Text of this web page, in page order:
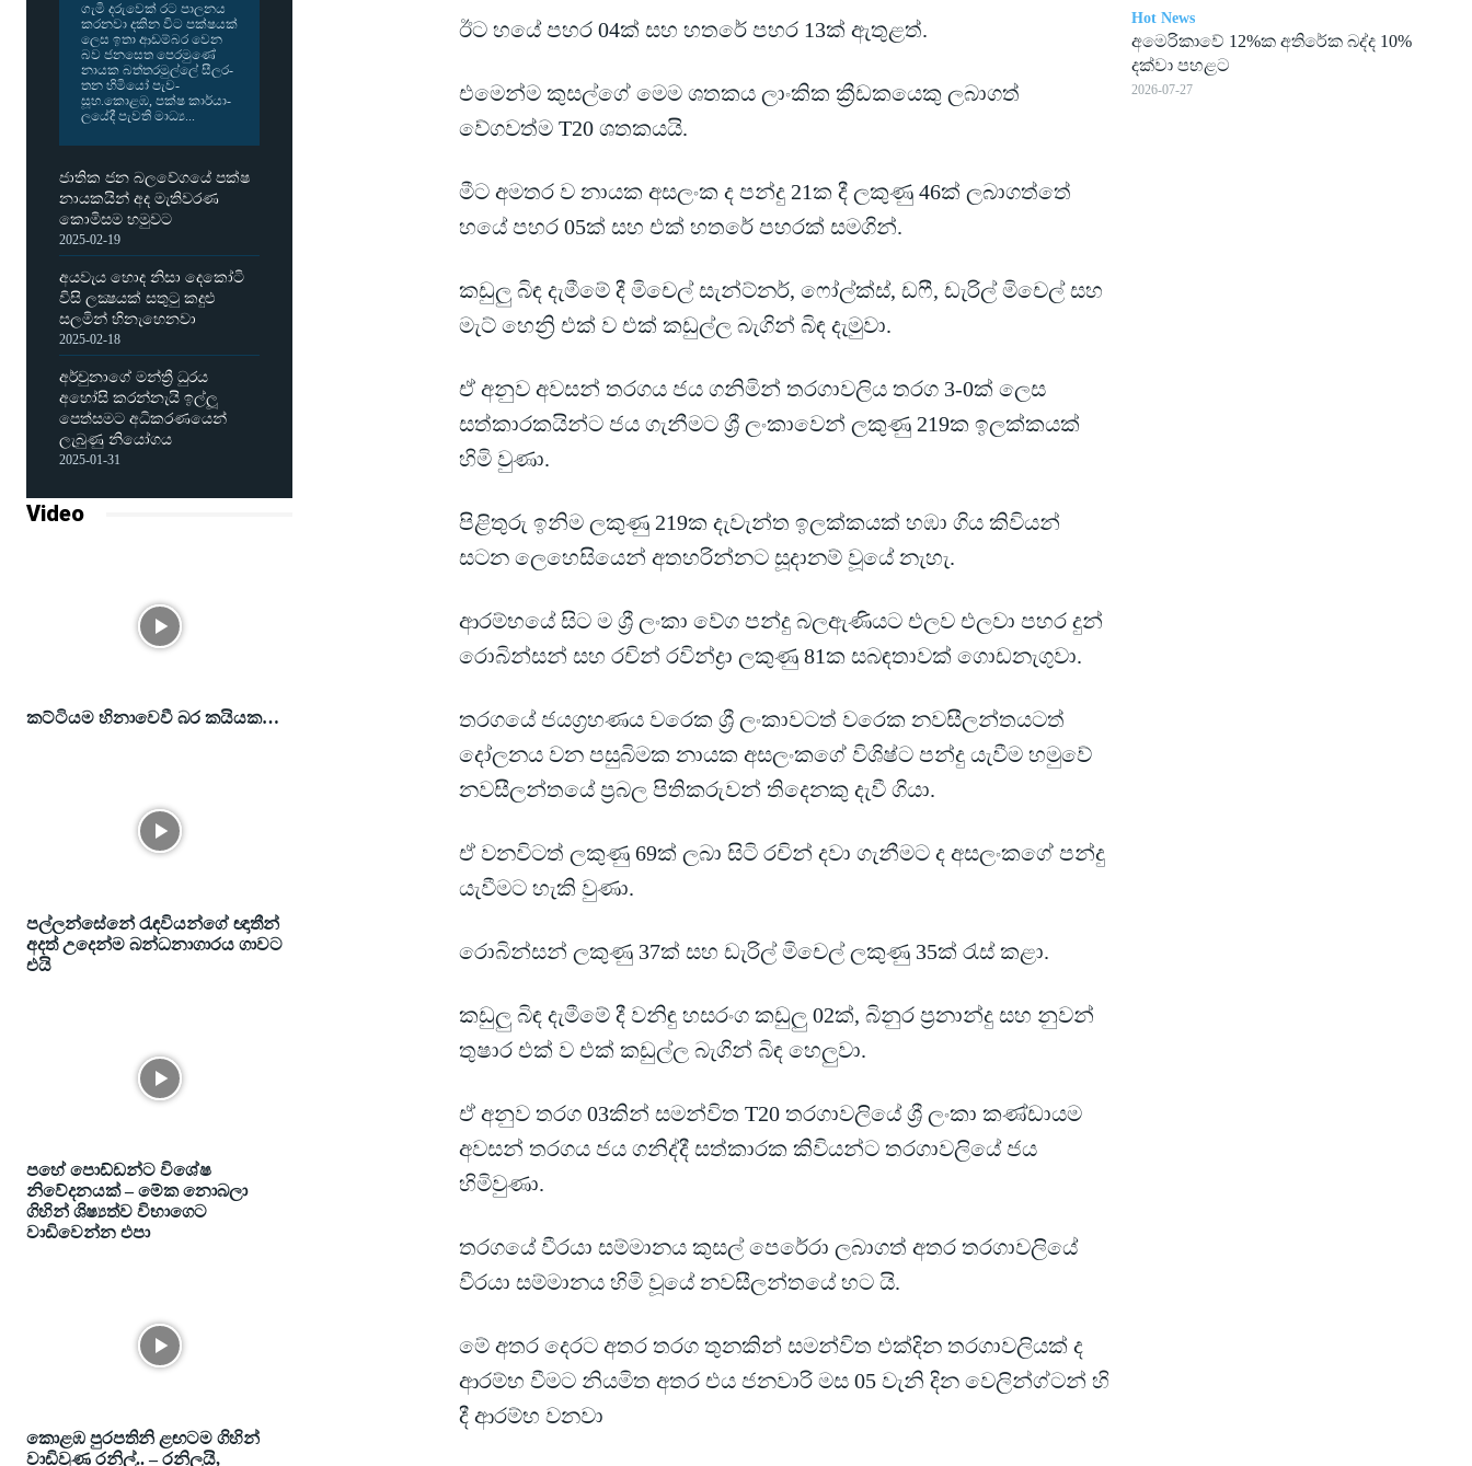
ගැමි දරු­වෙක් රට පාල­නය
කර­නවා දකින විට පක්ෂ­යක්
ලෙස ඉතා ආඩ­ම්බර වෙන
බව ජන­සෙත පෙර­මුණේ
නායක බත්ත­ර­මුල්ලේ සීල­ර­
තන හිමියෝ පැව­
සූහ.කොළඹ, පක්ෂ කාර්යා­
ල­යේදී පැවති මාධ්‍ය...
ජාතික ජන බලවේගයේ පක්ෂ
නායකයින් අද මැතිවරණ
කොමිසම හමුවට
2025-02-19
අයවැය හොද නිසා දෙකෝටි
විසි ලක්‍ෂයක් සතුටු කදුළු
සලමින් හිනැහෙනවා
2025-02-18
අර්චුනාගේ මන්ත්‍රී ධුරය
අහෝසි කරන්නැයි ඉල්ලූ
පෙත්සමට අධිකරණයෙන්
ලැබුණු නියෝගය
2025-01-31
Video
කට්ටියම හිනාවෙවී බර කයියක…
පල්ලන්සේනේ රැඳවියන්ගේ ඥාතීන්
අදත් උදෙන්ම බන්ධනාගාරය ගාවට
එයි
පහේ පොඩ්ඩන්ට විශේෂ
නිවේදනයක් – මේක නොබලා
ගිහින් ශිෂ්‍යත්ව විභාගෙට
වාඩිවෙන්න එපා
කොළඹ පුරපතිනි ළඟටම ගිහින්
වාඩිවුණ රනිල්.. – රනිලුයි,
ඊට හයේ පහර 04ක් සහ හතරේ පහර 13ක් ඇතුළත්.
එමෙන්ම කුසල්ගේ මෙම ශතකය ලාංකික ක්‍රීඩකයෙකු ලබාගත්
වේගවත්ම T20 ශතකයයි.
මීට අමතර ව නායක අසලංක ද පන්දු 21ක දී ලකුණු 46ක් ලබාගත්තේ
හයේ පහර 05ක් සහ එක් හතරේ පහරක් සමගින්.
කඩුලු බිඳ දැමීමේ දී මිචෙල් සැන්ට්නර්, ෆෝල්ක්ස්, ඩෆී, ඩැරිල් මිචෙල් සහ
මැට් හෙන්‍රි එක් ව එක් කඩුල්ල බැගින් බිඳ දැමුවා.
ඒ අනුව අවසන් තරගය ජය ගනිමින් තරගාවලිය තරග 3-0ක් ලෙස
සත්කාරකයින්ට ජය ගැනීමට ශ්‍රී ලංකාවෙන් ලකුණු 219ක ඉලක්කයක්
හිමි වුණා.
පිළිතුරු ඉනිම ලකුණු 219ක දැවැන්ත ඉලක්කයක් හඹා ගිය කිවියන්
සටන ලෙහෙසියෙන් අතහරින්නට සූදානම් වූයේ නැහැ.
ආරම්භයේ සිට ම ශ්‍රී ලංකා වේග පන්දු බලඇණියට එලව එලවා පහර දුන්
රොබින්සන් සහ රචින් රවින්ද්‍රා ලකුණු 81ක සබඳතාවක් ගොඩනැගුවා.
තරගයේ ජයග්‍රහණය වරෙක ශ්‍රී ලංකාවටත් වරෙක නවසීලන්තයටත්
දෝලනය වන පසුබිමක නායක අසලංකගේ විශිෂ්ට පන්දු යැවීම හමුවේ
නවසීලන්තයේ ප්‍රබල පිතිකරුවන් තිදෙනකු දැවී ගියා.
ඒ වනවිටත් ලකුණු 69ක් ලබා සිටි රචින් දවා ගැනීමට ද අසලංකගේ පන්දු
යැවීමට හැකි වුණා.
රොබින්සන් ලකුණු 37ක් සහ ඩැරිල් මිචෙල් ලකුණු 35ක් රැස් කළා.
කඩුලු බිඳ දැමීමේ දී වනිඳු හසරංග කඩුලු 02ක්, බිනුර ප්‍රනාන්දු සහ නුවන්
තුෂාර එක් ව එක් කඩුල්ල බැගින් බිඳ හෙලුවා.
ඒ අනුව තරග 03කින් සමන්විත T20 තරගාවලියේ ශ්‍රී ලංකා කණ්ඩායම
අවසන් තරගය ජය ගනිද්දී සත්කාරක කිවියන්ට තරගාවලියේ ජය
හිමිවුණා.
තරගයේ වීරයා සම්මානය කුසල් පෙරේරා ලබාගත් අතර තරගාවලියේ
වීරයා සම්මානය හිමි වූයේ නවසීලන්තයේ හට යි.
මේ අතර දෙරට අතර තරග තුනකින් සමන්විත එක්දින තරගාවලියක් ද
ආරම්භ වීමට නියමිත අතර එය ජනවාරි මස 05 වැනි දින වෙලින්ග්ටන් හි
දී ආරම්භ වනවා
Hot News
අමෙ­රි­කාවේ 12%ක අති­රේක බද්ද 10%
දක්වා පහ­ළට
2026-07-27